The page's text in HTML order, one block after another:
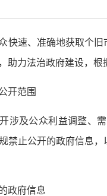
快速、准确地获取个
助力法治政府建设，
开范围
涉及公众利益调整、
禁止公开的政府信息
政府信息